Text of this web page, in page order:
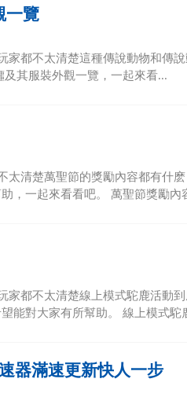
一覽
都不太清楚這種傳說動物和傳
其服裝外觀一覽，一起來看...
太清楚萬聖節的獎勵內容都有什
，一起來看看吧。 萬聖節獎勵內
家都不太清楚線上模式駝鹿活動
能對大家有所幫助。 線上模式駝
器滿速更新快人一步